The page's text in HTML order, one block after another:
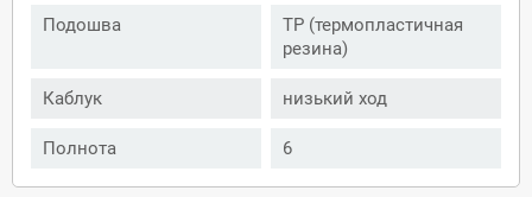
Подошва
ТР (термопластичная
резина)
Каблук низький ход
Полнота 6